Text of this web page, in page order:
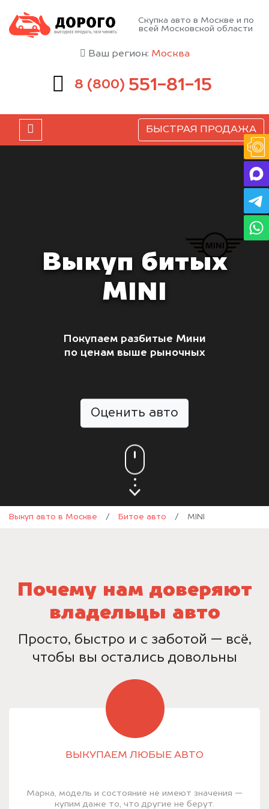
Скупка авто в Москве и по
всей Московской области
Ваш регион: Москва
8 (800) 551-81-15
БЫСТРАЯ ПРОДАЖА
Выкуп битых
MINI
Покупаем разбитые Мини
по ценам выше рыночных
Оценить авто
Выкуп авто в Москве / Битое авто / MINI
Почему нам доверяют
владельцы авто
Просто, быстро и с заботой — всё,
чтобы вы остались довольны
ВЫКУПАЕМ ЛЮБЫЕ АВТО
Марка, модель и состояние не имеют значения —
купим даже то, что другие не берут.